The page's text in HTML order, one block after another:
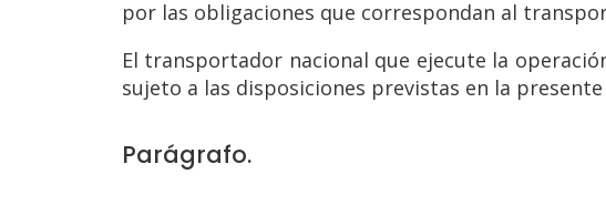
por las obligaciones que correspondan al
El transportador nacional que ejecute la
sujeto a las disposiciones previstas en la presente
Parágrafo.